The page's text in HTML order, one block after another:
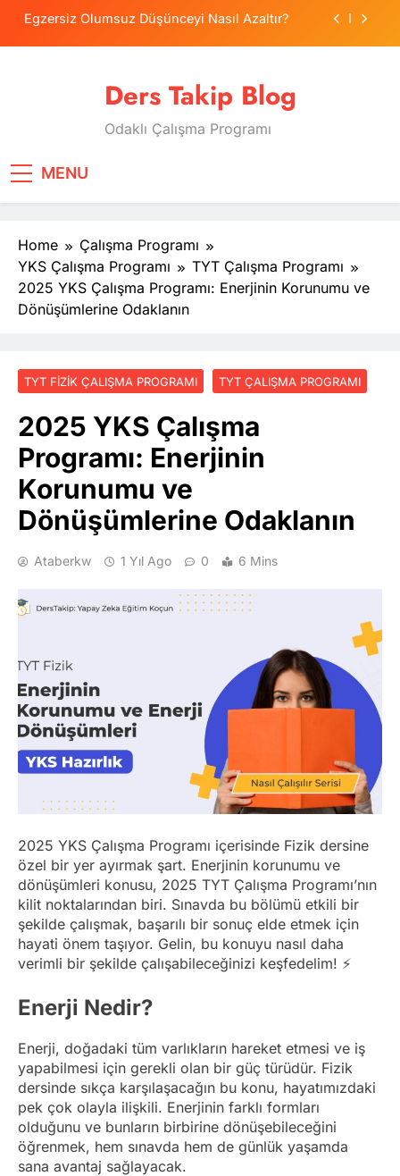
SkipEgzersiz Olumsuz Düşünceyi Nasıl Azaltır?
Tercih Stresinde Veliler Çocuğa Nasıl Destek
Tekrarlama Zorlantısı: Neden Geçmişi
Egzersiz Olumsuz Düşünceyi Nasıl Azaltır?
Psikolojide Sistematik Duyarsızlaştırma
Tercih Stresinde Veliler Çocuğa Nasıl Destek
Olur?
Ders Takip Blog
Odaklı Çalışma Programı
MENU
Home
Çalışma Programı
YKS Çalışma Programı
TYT Çalışma Programı
2025 YKS Çalışma Programı: Enerjinin Korunumu ve
Dönüşümlerine Odaklanın
TYT FIZIK ÇALIŞMA PROGRAMI TYT ÇALIŞMA PROGRAMI
2025 YKS Çalışma
Programı: Enerjinin
Korunumu ve
Dönüşümlerine Odaklanın
Ataberkw 1 Yıl Ago 0 6 Mins
2025 YKS Çalışma Programı içerisinde Fizik dersine
özel bir yer ayırmak şart. Enerjinin korunumu ve
dönüşümleri konusu, 2025 TYT Çalışma Programı’nın
kilit noktalarından biri. Sınavda bu bölümü etkili bir
şekilde çalışmak, başarılı bir sonuç elde etmek için
hayati önem taşıyor. Gelin, bu konuyu nasıl daha
verimli bir şekilde çalışabileceğinizi keşfedelim! ⚡️
Enerji Nedir?
Enerji, doğadaki tüm varlıkların hareket etmesi ve iş
yapabilmesi için gerekli olan bir güç türüdür. Fizik
dersinde sıkça karşılaşacağın bu konu, hayatımızdaki
pek çok olayla ilişkili. Enerjinin farklı formları
olduğunu ve bunların birbirine dönüşebileceğini
öğrenmek, hem sınavda hem de günlük yaşamda
sana avantaj sağlayacak.